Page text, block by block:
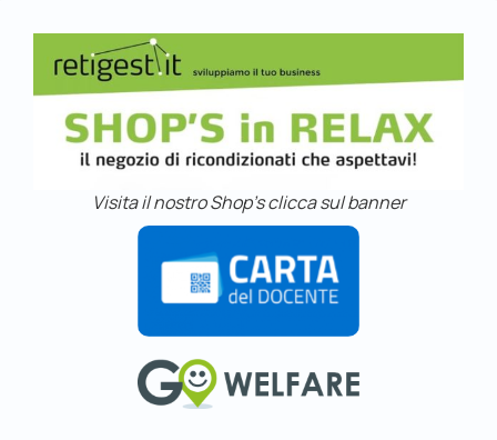
Visita il nostro Shop's clicca sul banner